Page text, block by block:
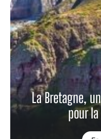
La Bretagne,
pour